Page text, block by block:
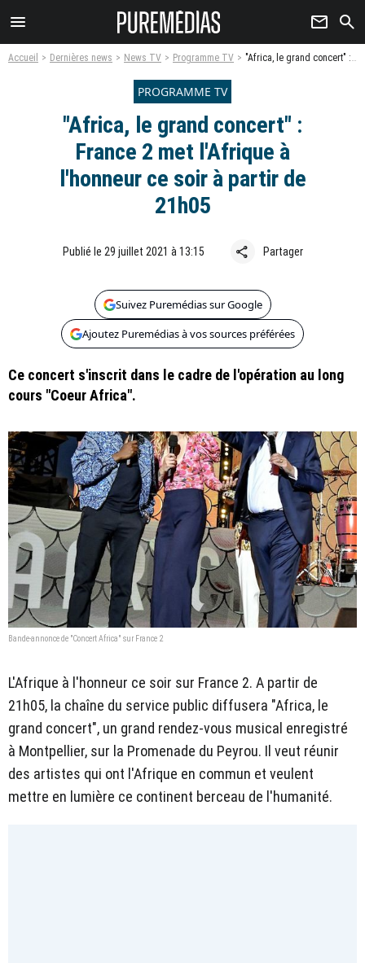
menu newsletter search
Accueil Dernières news News TV Programme TV "Africa, le grand concert" : France 2 met l'Afrique à l'honneur ce soir à partir de 21h05
PROGRAMME TV
"Africa, le grand concert" :
France 2 met l'Afrique à
l'honneur ce soir à partir de
21h05
Publié le 29 juillet 2021 à 13:15 share Partager
Suivez Puremédias sur Google
Ajoutez Puremédias à vos sources préférées
Ce concert s'inscrit dans le cadre de l'opération au long
cours "Coeur Africa".
Bande-annonce de "Concert Africa" sur France 2
L'Afrique à l'honneur ce soir sur France 2. A partir de
21h05, la chaîne du service public diffusera "Africa, le
grand concert", un grand rendez-vous musical enregistré
à Montpellier, sur la Promenade du Peyrou. Il veut réunir
des artistes qui ont l'Afrique en commun et veulent
mettre en lumière ce continent berceau de l'humanité.